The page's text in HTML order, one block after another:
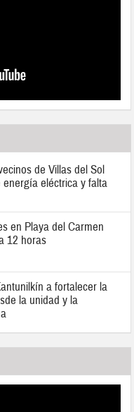
de Villas del Sol
eléctrica y falta
en Playa del Carmen
12 horas
a fortalecer la
la unidad y la